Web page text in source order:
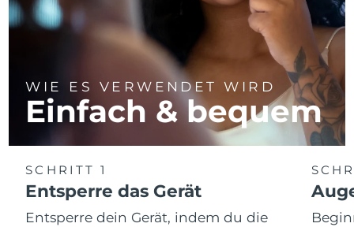
WIE ES VERWENDET WIRD
Einfach & bequem
SCHRITT 1
Entsperre das Gerät
Entsperre dein Gerät, indem du die